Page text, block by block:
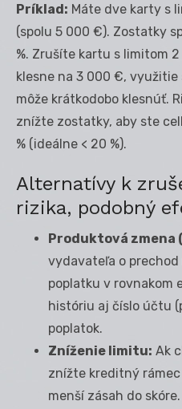
Príklad: Máte dve karty s
(spolu 5 000 €). Zostatky
%. Zrušíte kartu s limitom
klesne na 3 000 €, využitie
môže krátkodobo klesnúť.
znížte zostatky, aby ste
% (ideálne < 20 %).
Alternatívy k
rizika, podobný
Produktová zmena
vydavateľa o
poplatku v rovnakom
históriu aj číslo účtu
poplatok.
Zníženie limitu: Ak
znížte kreditný
menší zásah do skóre.